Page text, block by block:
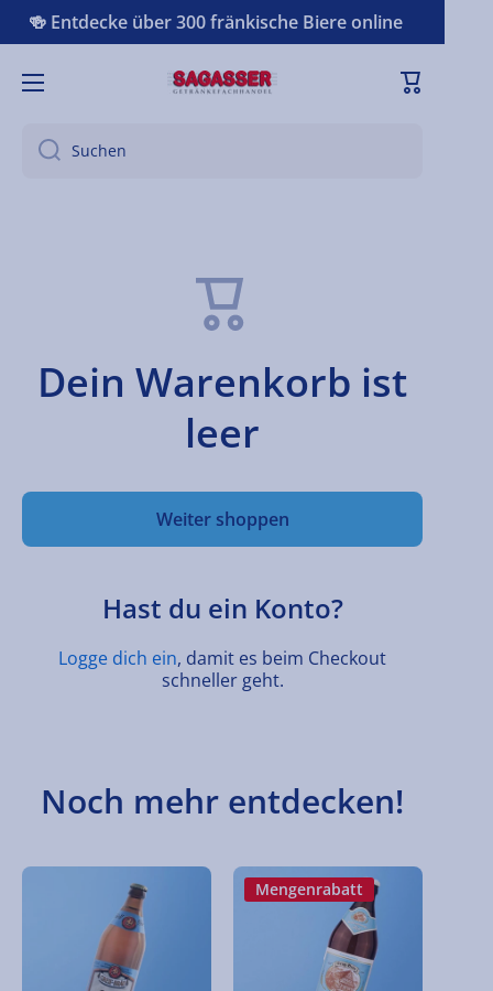
Direkt zum Inhalt
🍻 Entdecke über 300 fränkische Biere online
Versandkostenfrei - jetzt schon ab 49 € 📦🚚
Warenkorb
Suchen
Dein Warenkorb ist
leer
Weiter shoppen
Hast du ein Konto?
Logge dich ein, damit es beim Checkout
schneller geht.
Noch mehr entdecken!
Mengenrabatt